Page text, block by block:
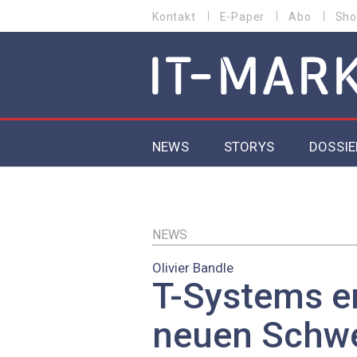
zum
MENU
Kontakt E-Paper Abo
MAIN NAVIGATION
NEWS STORYS
EU-
NEWS
Olivier Bandle
T-Systems
neuen